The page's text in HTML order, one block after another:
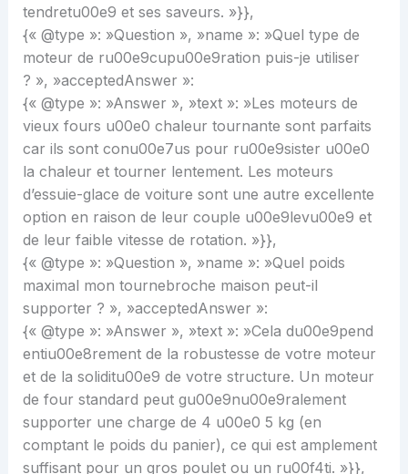
tendretu00e9 et ses saveurs. »}},
{« @type »: »Question », »name »: »Quel type de
moteur de ru00e9cupu00e9ration puis-je utiliser
? », »acceptedAnswer »:
{« @type »: »Answer », »text »: »Les moteurs de
vieux fours u00e0 chaleur tournante sont parfaits
car ils sont conu00e7us pour ru00e9sister u00e0
la chaleur et tourner lentement. Les moteurs
d’essuie-glace de voiture sont une autre excellente
option en raison de leur couple u00e9levu00e9 et
de leur faible vitesse de rotation. »}},
{« @type »: »Question », »name »: »Quel poids
maximal mon tournebroche maison peut-il
supporter ? », »acceptedAnswer »:
{« @type »: »Answer », »text »: »Cela du00e9pend
entiu00e8rement de la robustesse de votre moteur
et de la soliditu00e9 de votre structure. Un moteur
de four standard peut gu00e9nu00e9ralement
supporter une charge de 4 u00e0 5 kg (en
comptant le poids du panier), ce qui est amplement
suffisant pour un gros poulet ou un ru00f4ti. »}},